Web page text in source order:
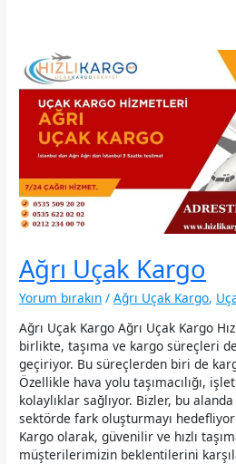
Ağrı Uçak Kargo
Yorum bırakın /Ağrı Uçak Kargo,
Ağrı Uçak Kargo Ağrı Uçak Kargo
birlikte, taşıma ve kargo süreçleri
geçiriyor. Bu süreçlerden biri de
Özellikle hava yolu taşımacılığı,
kolaylıklar sağlıyor. Bizler, bu
sektörde fark oluşturmayı
Kargo olarak, güvenilir ve hızlı
müşterilerimizin beklentilerini